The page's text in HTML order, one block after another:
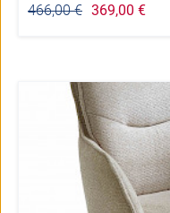
466,00 € 369,00 €